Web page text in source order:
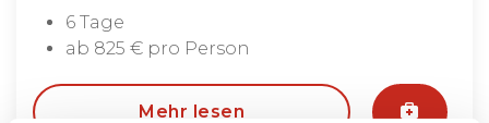
6 Tage
ab 825 € pro Person
Mehr lesen